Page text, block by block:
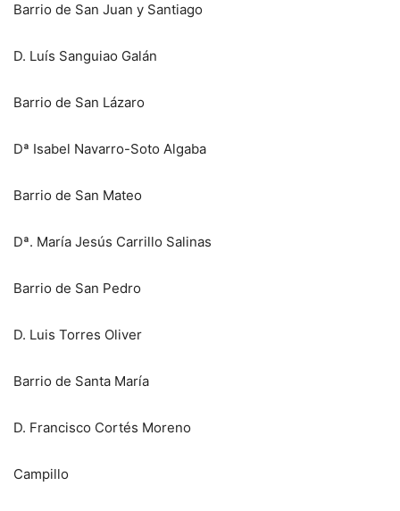
Barrio de San Juan y Santiago
D. Luís Sanguiao Galán
Barrio de San Lázaro
Dª Isabel Navarro-Soto Algaba
Barrio de San Mateo
Dª. María Jesús Carrillo Salinas
Barrio de San Pedro
D. Luis Torres Oliver
Barrio de Santa María
D. Francisco Cortés Moreno
Campillo